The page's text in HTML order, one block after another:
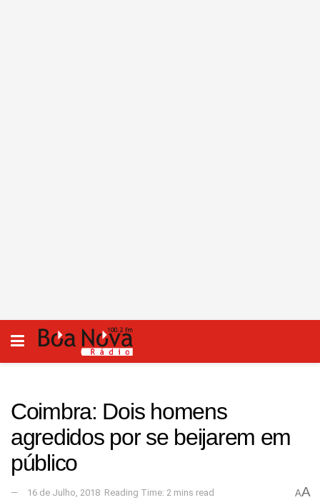
Coimbra: Dois homens
agredidos por se beijarem em
público
16 de Julho, 2018 Reading Time: 2 mins read AA